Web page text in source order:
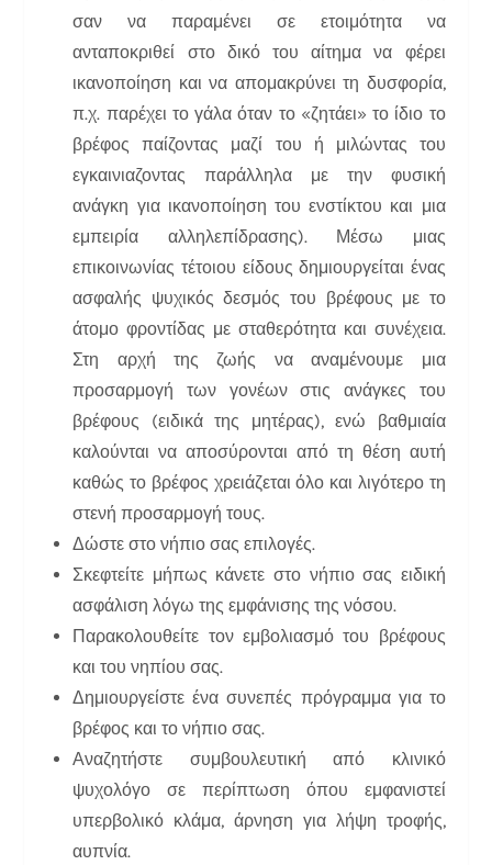
σαν να παραμένει σε ετοιμότητα να
ανταποκριθεί στο δικό του αίτημα να φέρει
ικανοποίηση και να απομακρύνει τη δυσφορία,
π.χ. παρέχει το γάλα όταν το «ζητάει» το ίδιο το
βρέφος παίζοντας μαζί του ή μιλώντας του
εγκαινιαζοντας παράλληλα με την φυσική
ανάγκη για ικανοποίηση του ενστίκτου και μια
εμπειρία αλληλεπίδρασης). Μέσω μιας
επικοινωνίας τέτοιου είδους δημιουργείται ένας
ασφαλής ψυχικός δεσμός του βρέφους με το
άτομο φροντίδας με σταθερότητα και συνέχεια.
Στη αρχή της ζωής να αναμένουμε μια
προσαρμογή των γονέων στις ανάγκες του
βρέφους (ειδικά της μητέρας), ενώ βαθμιαία
καλούνται να αποσύρονται από τη θέση αυτή
καθώς το βρέφος χρειάζεται όλο και λιγότερο τη
στενή προσαρμογή τους.
Δώστε στο νήπιο σας επιλογές.
Σκεφτείτε μήπως κάνετε στο νήπιο σας ειδική
ασφάλιση λόγω της εμφάνισης της νόσου.
Παρακολουθείτε τον εμβολιασμό του βρέφους
και του νηπίου σας.
Δημιουργείστε ένα συνεπές πρόγραμμα για το
βρέφος και το νήπιο σας.
Αναζητήστε συμβουλευτική από κλινικό
ψυχολόγο σε περίπτωση όπου εμφανιστεί
υπερβολικό κλάμα, άρνηση για λήψη τροφής,
αυπνία.